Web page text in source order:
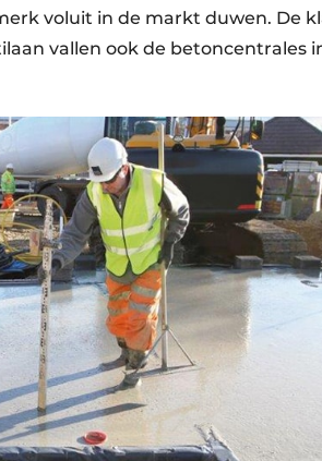
voluit in de markt duwen. De
vallen ook de betoncentrales